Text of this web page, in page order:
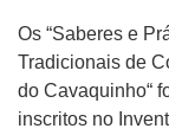
Os “Saberes e
Tradicionais de
do Cavaquinho“
inscritos no